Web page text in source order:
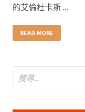
的艾倫杜卡斯 …
READ MORE